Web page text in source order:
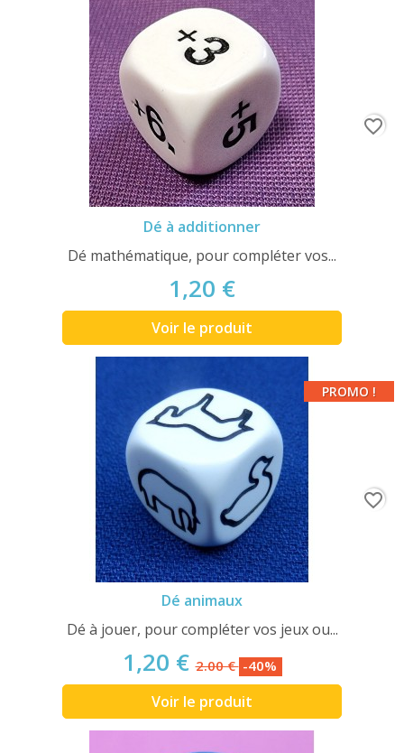
Dé à additionner
Dé mathématique, pour compléter vos...
1,20 €
Voir le produit
favorite_border
Dé animaux
Dé à jouer, pour compléter vos jeux ou...
1,20 €2.00 € -40%
Voir le produit
PROMO !
favorite_border